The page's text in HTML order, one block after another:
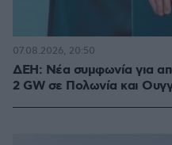
ΔΕΗ: Νέα συμφωνία για
2 GW σε Πολωνία και
07.08.2026, 20:50